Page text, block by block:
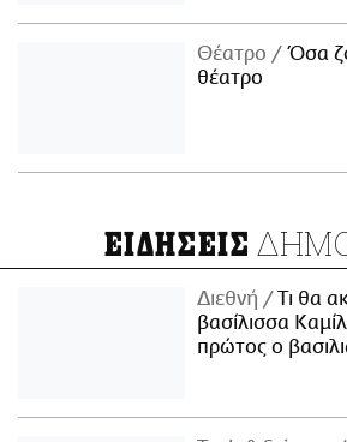
Θέατρο
Όσα
θέατρο
ΕΙΔΗΣΕΙΣ
Διεθνή
Τι θα
βασίλισσα
πρώτος ο